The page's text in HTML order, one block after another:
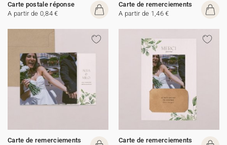
Carte postale réponse
A partir de 0,84 €
Carte de remerciements
A partir de 1,46 €
Carte de remerciements
Carte de remerciements